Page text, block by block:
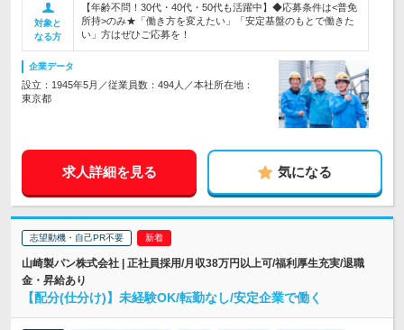
対象と
なる方
【年齢不問！30代・40代・50代も活躍中】◆応募条件は<普免
所持>のみ★「働き方を変えたい」「安定基盤のもとで働きた
い」方はぜひご応募を！
企業データ
設立：1945年5月／従業員数：494人／本社所在地：
東京都
求人詳細を見る 気になる
志望動機・自己PR不要
山崎製パン株式会社 | 正社員採用/月収38万円以上可/福利厚生充実/退職
金・昇給あり
【配分(仕分け)】未経験OK/転勤なし/安定企業で働く